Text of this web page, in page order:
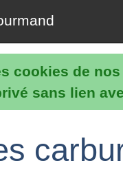
cookies de
sans lien